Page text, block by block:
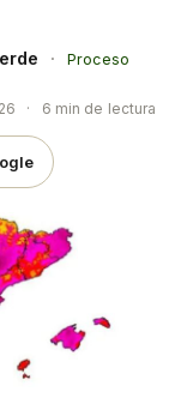
·
Proceso
· 6 min de lectura